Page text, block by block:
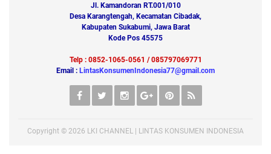
Jl. Kamandoran RT.001/010
Desa Karangtengah, Kecamatan Cibadak,
Kabupaten Sukabumi, Jawa Barat
Kode Pos 45575
Telp : 0852-1065-0561 / 085797069771
Email : LintasKonsumenIndonesia77@gmail.com
Copyright © 2026 LKI CHANNEL | LINTAS KONSUMEN INDONESIA